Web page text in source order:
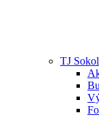
TJ Sokol